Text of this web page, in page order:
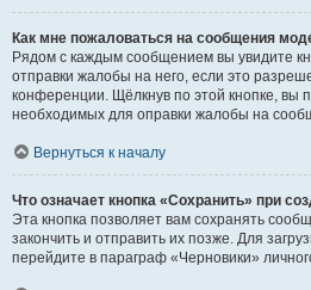
Как мне пожаловаться на сообщения
Рядом с каждым сообщением вы увидите
отправки жалобы на него, если это
конференции. Щёлкнув по этой кнопке, вы
необходимых для оправки жалобы на
Вернуться к началу
Что означает кнопка «Сохранить» при
Эта кнопка позволяет вам сохранять
закончить и отправить их позже. Для
перейдите в параграф «Черновики»